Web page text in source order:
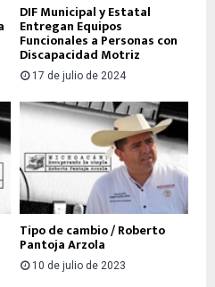
DIF Municipal y Estatal
Entregan Equipos
Funcionales a Personas con
Discapacidad Motriz
17 de julio de 2024
Tipo de cambio / Roberto
Pantoja Arzola
10 de julio de 2023